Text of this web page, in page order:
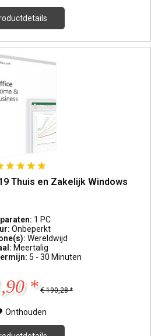
Thuis en Zakelijk Windows
1 PC
Onbeperkt
Wereldwijd
Meertalig
5 - 30 Minuten
* € 190,28 *
Onthouden